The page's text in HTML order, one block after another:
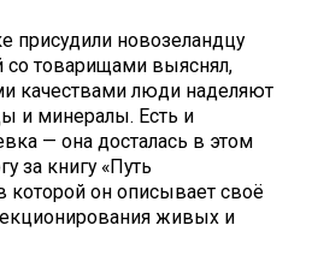
новозеландцу
со товарищами выяснял,
качествами люди наделяют
и минералы. Есть и
— она досталась в этом
за книгу «Путь
которой он описывает своё
живых и